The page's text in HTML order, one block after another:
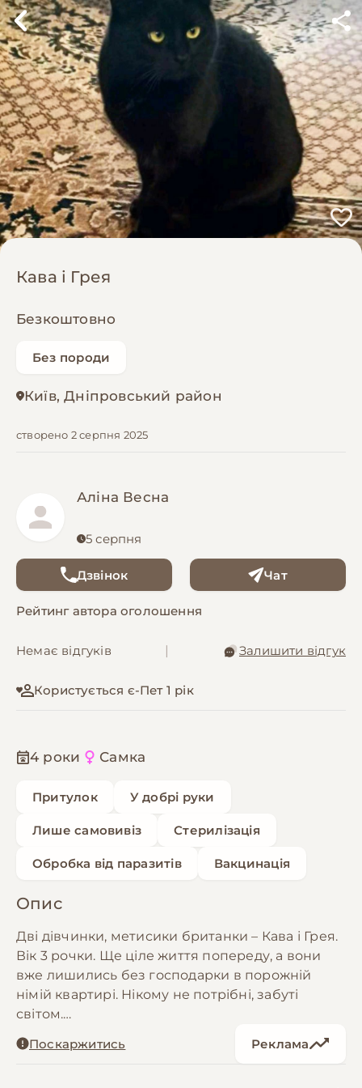
Кава і Грея
Безкоштовно
Без породи
Київ, Дніпровський район
створено 2 серпня 2025
Аліна Весна
5 серпня
Дзвінок Чат
Рейтинг автора оголошення
Немає відгуків Залишити відгук
Користується є-Пет 1 рік
4 роки Самка
Притулок У добрі руки
Лише самовивіз Стерилізація
Обробка від паразитів Вакцинація
Опис
Дві дівчинки, метисики британки – Кава і Грея.
Вік 3 рочки. Ще ціле життя попереду, а вони
вже лишились без господарки в порожній
німій квартирі. Нікому не потрібні, забуті
світом.
після нього вони залишаться непоміченими і
Поскаржитись Реклама